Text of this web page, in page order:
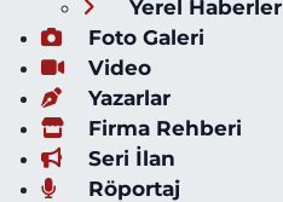
Yerel Haberler
Foto Galeri
Video
Yazarlar
Firma Rehberi
Seri İlan
Röportaj